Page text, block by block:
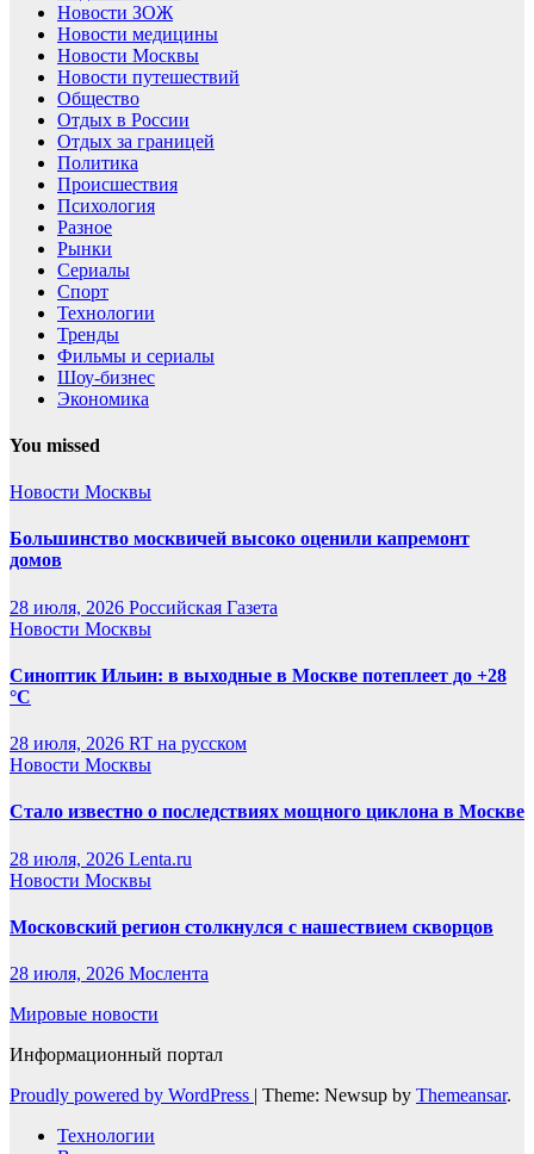
Новости ЗОЖ
Новости медицины
Новости Москвы
Новости путешествий
Общество
Отдых в России
Отдых за границей
Политика
Происшествия
Психология
Разное
Рынки
Сериалы
Спорт
Технологии
Тренды
Фильмы и сериалы
Шоу-бизнес
Экономика
You missed
Новости Москвы
Большинство москвичей высоко оценили капремонт
домов
28 июля, 2026 Российская Газета
Новости Москвы
Синоптик Ильин: в выходные в Москве потеплеет до +28
°C
28 июля, 2026 RT на русском
Новости Москвы
Стало известно о последствиях мощного циклона в Москве
28 июля, 2026 Lenta.ru
Новости Москвы
Московский регион столкнулся с нашествием скворцов
28 июля, 2026 Мослента
Мировые новости
Информационный портал
Proudly powered by WordPress | Theme: Newsup by Themeansar.
Технологии